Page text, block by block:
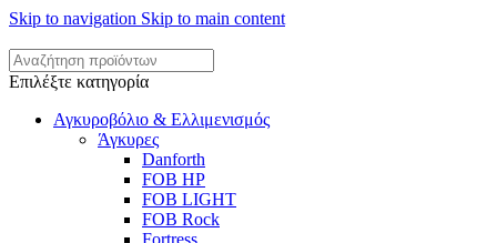
Skip to navigation Skip to main content
Επιλέξτε κατηγορία
Αγκυροβόλιο & Ελλιμενισμός
Άγκυρες
Danforth
FOB HP
FOB LIGHT
FOB Rock
Fortress